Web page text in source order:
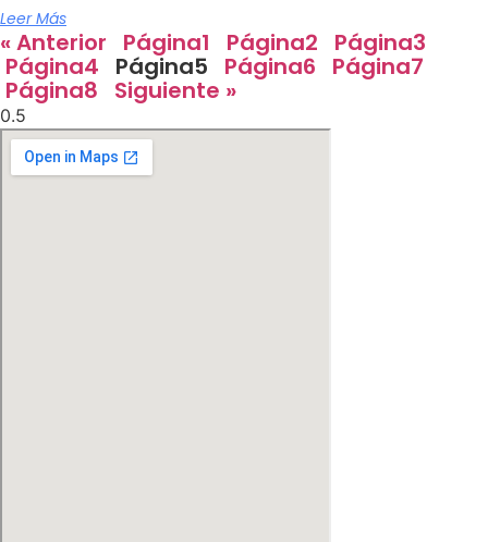
Leer Más
« Anterior Página1 Página2 Página3
Página4 Página5 Página6 Página7
Página8 Siguiente »